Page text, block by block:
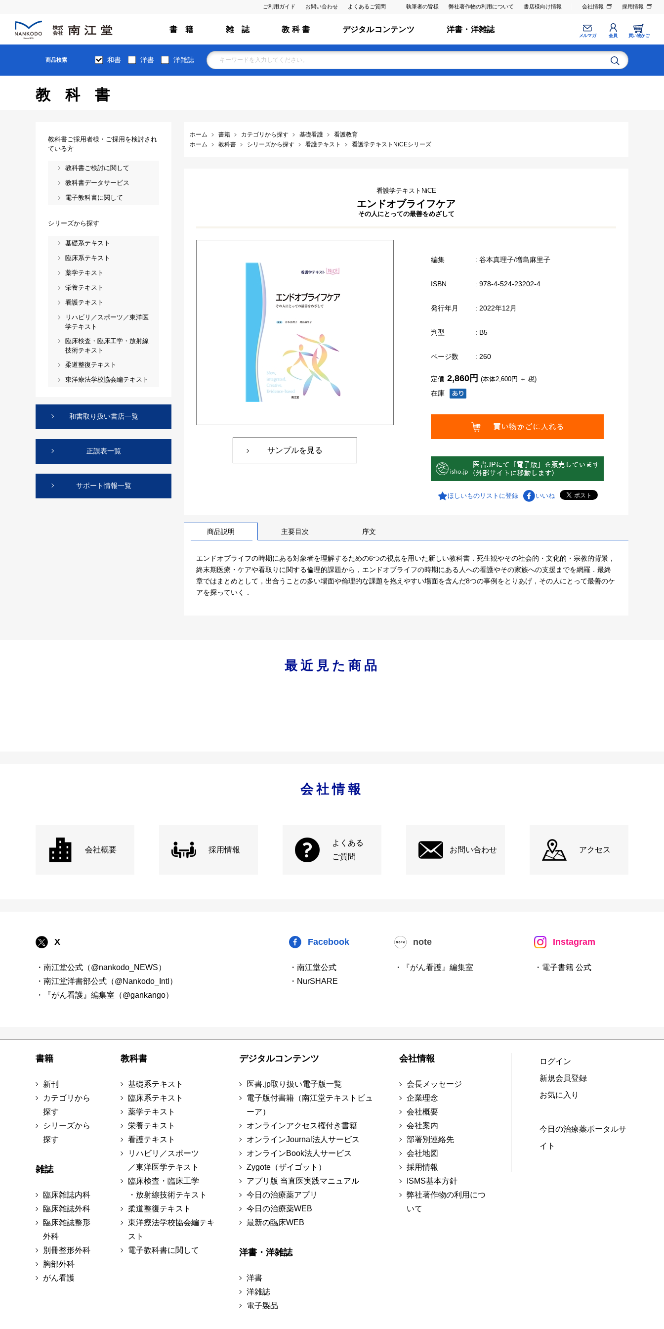
ご利用ガイド お問い合わせ よくあるご質問 執筆者の皆様 弊社著作物の利用について 書店様向け情報 会社情報 採用情報
書 籍 雑 誌 教 科 書 デジタルコンテンツ 洋書・洋雑誌
メルマガ 会員 買い物かご
商品検索 和書 洋書 洋雑誌
教科書
ホーム 書籍 カテゴリから探す 基礎看護
看護教育
ホーム
教科書 シリーズから探す 看護テキスト 看護学テキストNiCEシリーズ
看護学テキストNiCE
エンドオブライフケア
その人にとっての最善をめざして
サンプルを見る
編集 : 谷本真理子/増島麻里子
ISBN : 978-4-524-23202-4
発行年月 : 2022年12月
判型 : B5
ページ数 : 260
在庫
定価 2,860円 (本体2,600円 ＋ 税)
ほしいものリストに登録 いいね
商品説明 主要目次 序文
エンドオブライフの時期にある対象者を理解するための6つの視点を用いた新しい教科書．死生観やその社会的・文化的・宗教的背景，
終末期医療・ケアや看取りに関する倫理的課題から，エンドオブライフの時期にある人への看護やその家族への支援までを網羅．最終
章ではまとめとして，出合うことの多い場面や倫理的な課題を抱えやすい場面を含んだ8つの事例をとりあげ，その人にとって最善のケ
アを探っていく．
教科書ご採用者様・ご採用を検討され
ている方
教科書ご検討に関して
教科書データサービス
電子教科書に関して
シリーズから探す
基礎系テキスト
臨床系テキスト
薬学テキスト
栄養テキスト
看護テキスト
リハビリ／スポーツ／東洋医
学テキスト
臨床検査・臨床工学・放射線
技術テキスト
柔道整復テキスト
東洋療法学校協会編テキスト
和書取り扱い書店一覧
正誤表一覧
サポート情報一覧
最近見た商品
会社情報
会社概要 採用情報
よくある
ご質問
お問い合わせ アクセス
X
・南江堂公式（@nankodo_NEWS）
・南江堂洋書部公式（@Nankodo_Intl）
・『がん看護』編集室（@gankango）
Facebook
・南江堂公式
・NurSHARE
note
・『がん看護』編集室
Instagram
・電子書籍 公式
書籍
新刊
カテゴリから
探す
シリーズから
探す
雑誌
臨床雑誌内科
臨床雑誌外科
臨床雑誌整形
外科
別冊整形外科
胸部外科
がん看護
教科書
基礎系テキスト
臨床系テキスト
薬学テキスト
栄養テキスト
看護テキスト
リハビリ／スポーツ
／東洋医学テキスト
臨床検査・臨床工学
・放射線技術テキスト
柔道整復テキスト
東洋療法学校協会編テキ
スト
電子教科書に関して
デジタルコンテンツ
医書.jp取り扱い電子版一覧
電子版付書籍（南江堂テキストビュ
ーア）
オンラインアクセス権付き書籍
オンラインJournal法人サービス
オンラインBook法人サービス
Zygote（ザイゴット）
アプリ版 当直医実践マニュアル
今日の治療薬アプリ
今日の治療薬WEB
最新の臨床WEB
洋書・洋雑誌
洋書
洋雑誌
電子製品
会社情報
会長メッセージ
企業理念
会社概要
会社案内
部署別連絡先
会社地図
採用情報
ISMS基本方針
弊社著作物の利用につ
いて
ログイン
新規会員登録
お気に入り
今日の治療薬ポータルサ
イト